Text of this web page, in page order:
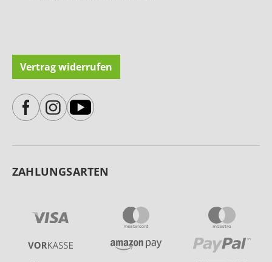
Vertrag widerrufen
ZAHLUNGSARTEN